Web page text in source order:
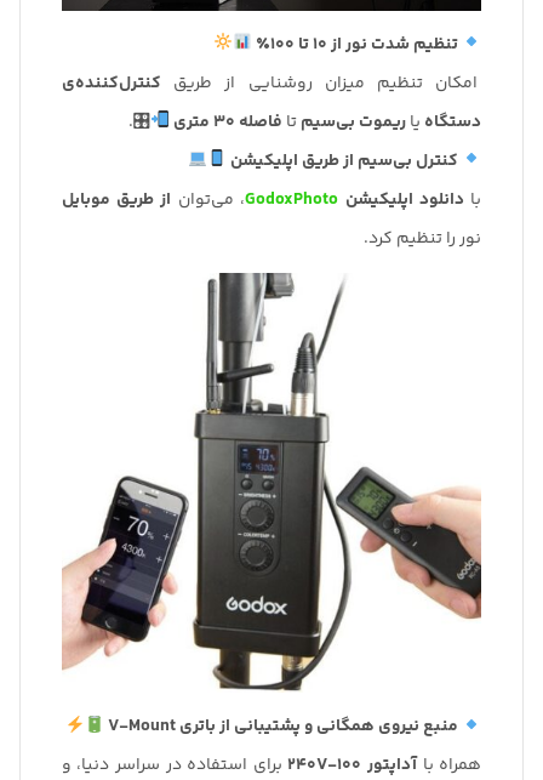
تنظیم شدت نور از 10 تا 100٪
امکان تنظیم میزان روشنایی از طریق کنترل‌کننده‌ی
دستگاه یاریموت بی‌سیمتا فاصله 30 متری
🎛.
کنترل بی‌سیم از طریق اپلیکیشن
با دانلود اپلیکیشن GodoxPhoto، می‌توان از طریق موبایل
نور را تنظیم کرد.
منبع نیروی همگانی و پشتیبانی از باتری V-Mount
همراه باآداپتور 100-240V برای استفاده در سراسر دنیا، و